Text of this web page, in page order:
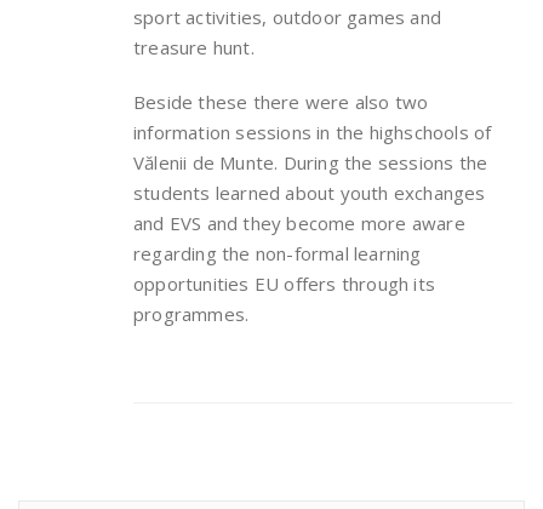
sport activities, outdoor games and
treasure hunt.
Beside these there were also two
information sessions in the highschools of
Vălenii de Munte. During the sessions the
students learned about youth exchanges
and EVS and they become more aware
regarding the non-formal learning
opportunities EU offers through its
programmes.